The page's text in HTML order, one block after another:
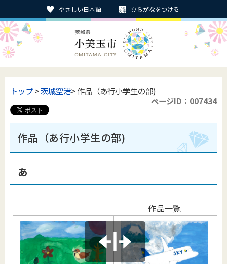
やさしい日本語 ひらがなをつける
トップ>茨城空港> 作品（あ行小学生の部)
ページID：007434
作品（あ行小学生の部)
あ
作品一覧